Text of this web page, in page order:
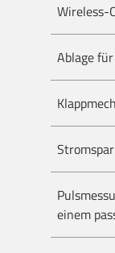
Wireless-
Ablage
einem